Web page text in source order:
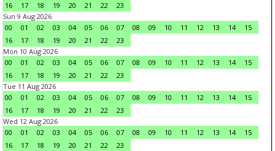
16
17 18 19 20 21 22
23
Sun 9 Aug 2026
00
01 02 03 04 05 06 07 08 09 10 11 12 13 14
15
16
17 18 19 20 21 22
23
Mon 10 Aug 2026
00
01 02 03 04 05 06 07 08 09 10 11 12 13 14
15
16
17 18 19 20 21 22
23
Tue 11 Aug 2026
00
01 02 03 04 05 06 07 08 09 10 11 12 13 14
15
16
17 18 19 20 21 22
23
Wed 12 Aug 2026
00
01 02 03 04 05 06 07 08 09 10 11 12 13 14
15
16
17 18 19 20 21 22
23